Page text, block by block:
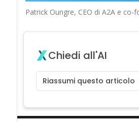
Patrick Oungre, CEO di A2A e co-
Chiedi all'AI
Riassumi questo articolo